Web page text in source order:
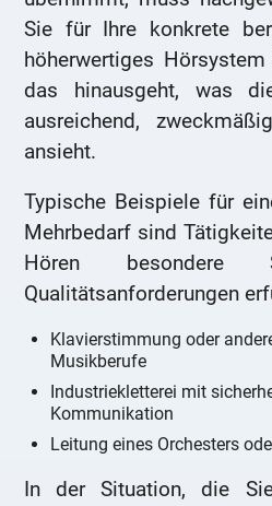
Sie für Ihre konkrete
höherwertiges
das hinausgeht, was
ausreichend,
ansieht.
Typische Beispiele für
Mehrbedarf sind
Hören besondere
Qualitätsanforderungen
Klavierstimmung oder
Musikberufe
Industriekletterei mit
Kommunikation
Leitung eines Orchesters
In der Situation, die